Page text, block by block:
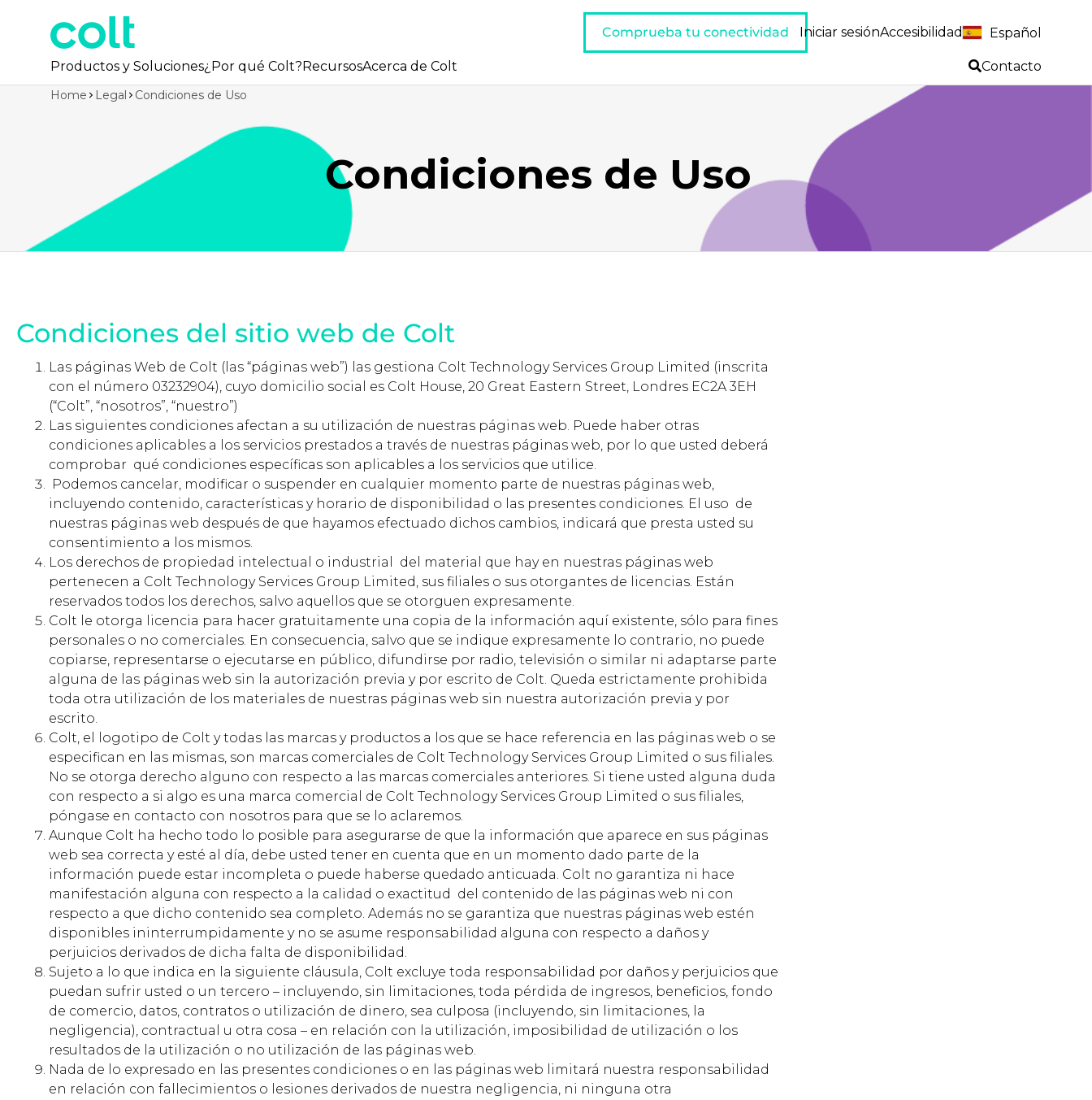
Productos y Soluciones¿Por qué Colt?RecursosAcerca de Colt
Comprueba tu conectividad Iniciar sesiónAccesibilidad Español
Contacto
Condiciones de Uso
Home Legal Condiciones de Uso
Condiciones del sitio web de Colt
Las páginas Web de Colt (las “páginas web”) las gestiona Colt Technology Services Group Limited (inscrita
con el número 03232904), cuyo domicilio social es Colt House, 20 Great Eastern Street, Londres EC2A 3EH
(“Colt”, “nosotros”, “nuestro”)
Las siguientes condiciones afectan a su utilización de nuestras páginas web. Puede haber otras
condiciones aplicables a los servicios prestados a través de nuestras páginas web, por lo que usted deberá
comprobar qué condiciones específicas son aplicables a los servicios que utilice.
Podemos cancelar, modificar o suspender en cualquier momento parte de nuestras páginas web,
incluyendo contenido, características y horario de disponibilidad o las presentes condiciones. El uso de
nuestras páginas web después de que hayamos efectuado dichos cambios, indicará que presta usted su
consentimiento a los mismos.
Los derechos de propiedad intelectual o industrial del material que hay en nuestras páginas web
pertenecen a Colt Technology Services Group Limited, sus filiales o sus otorgantes de licencias. Están
reservados todos los derechos, salvo aquellos que se otorguen expresamente.
Colt le otorga licencia para hacer gratuitamente una copia de la información aquí existente, sólo para fines
personales o no comerciales. En consecuencia, salvo que se indique expresamente lo contrario, no puede
copiarse, representarse o ejecutarse en público, difundirse por radio, televisión o similar ni adaptarse parte
alguna de las páginas web sin la autorización previa y por escrito de Colt. Queda estrictamente prohibida
toda otra utilización de los materiales de nuestras páginas web sin nuestra autorización previa y por
escrito.
Colt, el logotipo de Colt y todas las marcas y productos a los que se hace referencia en las páginas web o se
especifican en las mismas, son marcas comerciales de Colt Technology Services Group Limited o sus filiales.
No se otorga derecho alguno con respecto a las marcas comerciales anteriores. Si tiene usted alguna duda
con respecto a si algo es una marca comercial de Colt Technology Services Group Limited o sus filiales,
póngase en contacto con nosotros para que se lo aclaremos.
Aunque Colt ha hecho todo lo posible para asegurarse de que la información que aparece en sus páginas
web sea correcta y esté al día, debe usted tener en cuenta que en un momento dado parte de la
información puede estar incompleta o puede haberse quedado anticuada. Colt no garantiza ni hace
manifestación alguna con respecto a la calidad o exactitud del contenido de las páginas web ni con
respecto a que dicho contenido sea completo. Además no se garantiza que nuestras páginas web estén
disponibles ininterrumpidamente y no se asume responsabilidad alguna con respecto a daños y
perjuicios derivados de dicha falta de disponibilidad.
Sujeto a lo que indica en la siguiente cláusula, Colt excluye toda responsabilidad por daños y perjuicios que
puedan sufrir usted o un tercero – incluyendo, sin limitaciones, toda pérdida de ingresos, beneficios, fondo
de comercio, datos, contratos o utilización de dinero, sea culposa (incluyendo, sin limitaciones, la
negligencia), contractual u otra cosa – en relación con la utilización, imposibilidad de utilización o los
resultados de la utilización o no utilización de las páginas web.
Nada de lo expresado en las presentes condiciones o en las páginas web limitará nuestra responsabilidad
en relación con fallecimientos o lesiones derivados de nuestra negligencia, ni ninguna otra